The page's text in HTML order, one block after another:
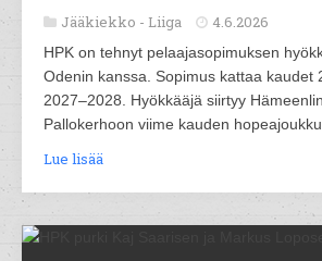
Jääkiekko - Liiga 4.6.2026
HPK on tehnyt pelaajasopimuksen
Odenin kanssa. Sopimus kattaa kaudet
2027–2028. Hyökkääjä siirtyy
Pallokerhoon viime kauden
Lue lisää